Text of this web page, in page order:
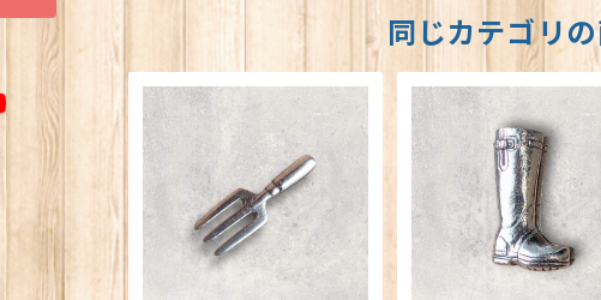
同じカテゴリ